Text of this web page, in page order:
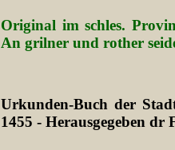
Original im schles.
An grilner und rother
Urkunden-Buch der
1455 - Herausgegeben